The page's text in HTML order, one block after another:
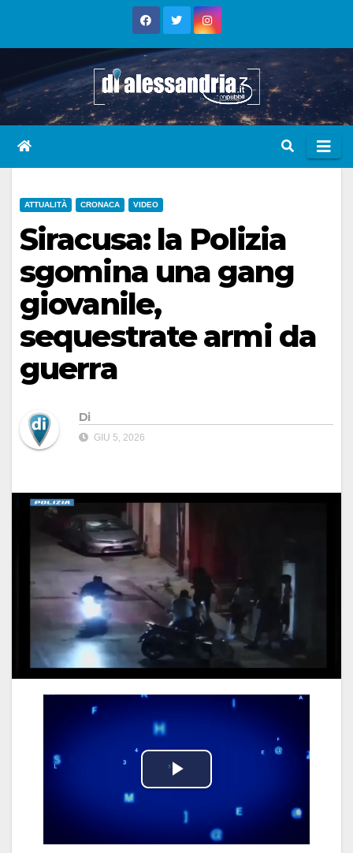
ATTUALITÀ CRONACA VIDEO
Siracusa: la Polizia
sgomina una gang
giovanile,
sequestrate armi da
guerra
Di
GIU 5, 2026
P
l